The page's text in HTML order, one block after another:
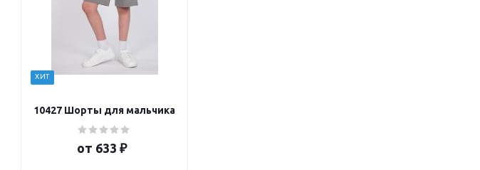
ХИТ
10427 Шорты для мальчика
от 633 ₽